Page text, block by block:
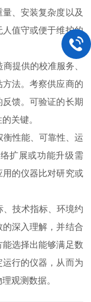
、安装复杂度以及
值守或便于维护的
提供的校准服务、
法。考察供应商的
馈。可验证的长期
关键。
性能、可靠性、运
扩展或功能升级需
的仪器比对研究或
技术指标、环境约
深入理解，并结合
选择出能够满足数
行的仪器，从而为
观测数据。